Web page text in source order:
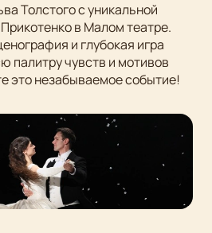
Толстого с уникальной
в Малом театре.
и глубокая игра
палитру чувств и мотивов
это незабываемое событие!